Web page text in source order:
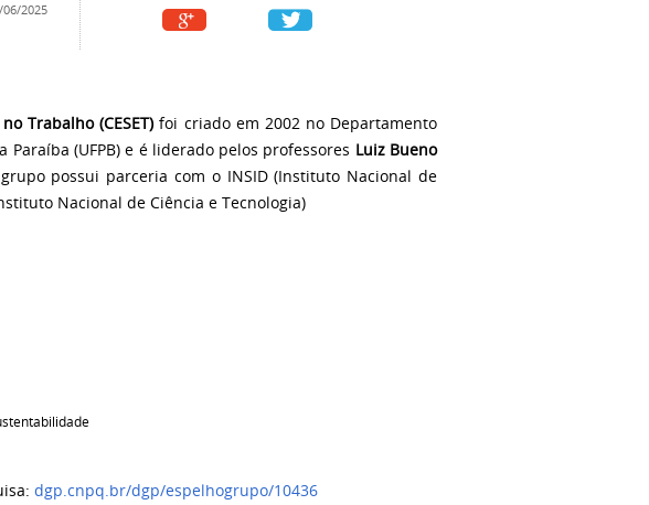
06/2025
Trabalho (CESET)foi criado em 2002 no Departamento
(UFPB) e é liderado pelos professores Luiz Bueno
possui parceria com o INSID (Instituto Nacional de
Nacional de Ciência e Tecnologia)
dgp.cnpq.br/dgp/espelhogrupo/10436